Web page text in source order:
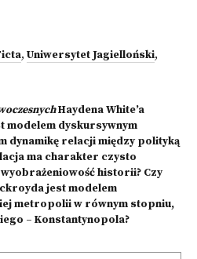
, Uniwersytet Jagielloński,
Haydena White’a
modelem dyskursywnym
dynamikę relacji między polityką
ma charakter czysto
historii? Czy
jest modelem
metropolii w równym stopniu,
– Konstantynopola?